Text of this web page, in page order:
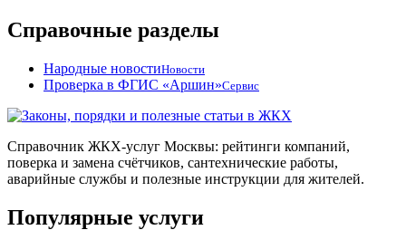
Справочные разделы
Народные новостиНовости
Проверка в ФГИС «Аршин»Сервис
Справочник ЖКХ-услуг Москвы: рейтинги компаний,
поверка и замена счётчиков, сантехнические работы,
аварийные службы и полезные инструкции для жителей.
Популярные услуги